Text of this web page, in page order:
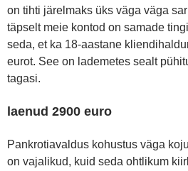
on tihti järelmaks üks väga väga
täpselt meie kontod on samade
seda, et ka 18-aastane
eurot. See on lademetes sealt
tagasi.
laenud 2900 euro
Pankrotiavaldus kohustus väga
on vajalikud, kuid seda ohtlikum